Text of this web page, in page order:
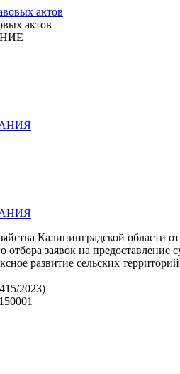
актов
Калининградской области
отбора заявок на
развитие сельских
2023)